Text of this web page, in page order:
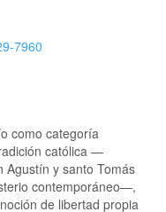
7960
como categoría
católica —
Agustín y santo Tomás
contemporáneo—,
de libertad propia